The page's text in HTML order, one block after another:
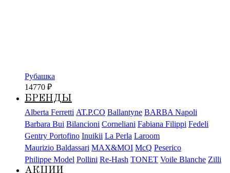
Рубашка
14770 ₽
БРЕНДЫ
Alberta Ferretti AT.P.CO Ballantyne BARBA Napoli
Barbara Bui Bilancioni Corneliani Fabiana Filippi Fedeli
Gentry Portofino Inuikii La Perla Laroom
Maurizio Baldassari MAX&MOI McQ Peserico
Philippe Model Pollini Re-Hash TONET Voile Blanche Zilli
АКЦИИ